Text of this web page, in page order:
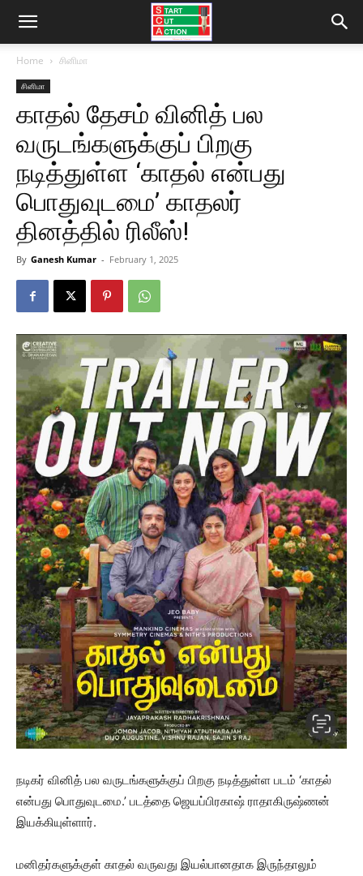
Home சினிமா
சினிமா
காதல் தேசம் வினித் பல
வருடங்களுக்குப் பிறகு
நடித்துள்ள ‘காதல் என்பது
பொதுவுடமை’ காதலர்
தினத்தில் ரிலீஸ்!
By Ganesh Kumar - February 1, 2025
நடிகர் வினித் பல வருடங்களுக்குப் பிறகு நடித்துள்ள படம் ‘காதல்
என்பது பொதுவுடமை.’ படத்தை ஜெயப்பிரகாஷ் ராதாகிருஷ்ணன்
இயக்கியுள்ளார்.
மனிதர்களுக்குள் காதல் வருவது இயல்பானதாக இருந்தாலும்